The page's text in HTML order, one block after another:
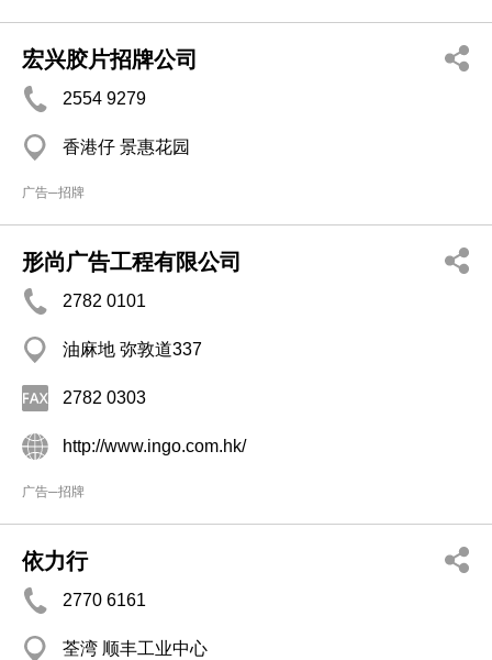
宏兴胶片招牌公司
2554 9279
香港仔 景惠花园
广告─招牌
形尚广告工程有限公司
2782 0101
油麻地 弥敦道337
2782 0303
http://www.ingo.com.hk/
广告─招牌
依力行
2770 6161
荃湾 顺丰工业中心